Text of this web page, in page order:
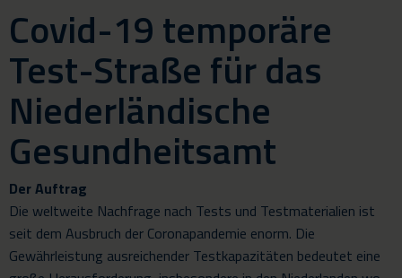
Covid-19 temporäre
Test-Straße für das
Niederländische
Gesundheitsamt
Der Auftrag
Die weltweite Nachfrage nach Tests und Testmaterialien ist
seit dem Ausbruch der Coronapandemie enorm. Die
Gewährleistung ausreichender Testkapazitäten bedeutet eine